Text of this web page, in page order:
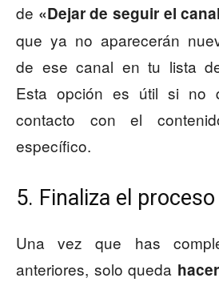
de «Dejar de seguir el
que ya no aparecerán
de ese canal en tu lista
Esta opción es útil si no
contacto con el
específico.
5. Finaliza el proceso
Una vez que has
anteriores, solo queda